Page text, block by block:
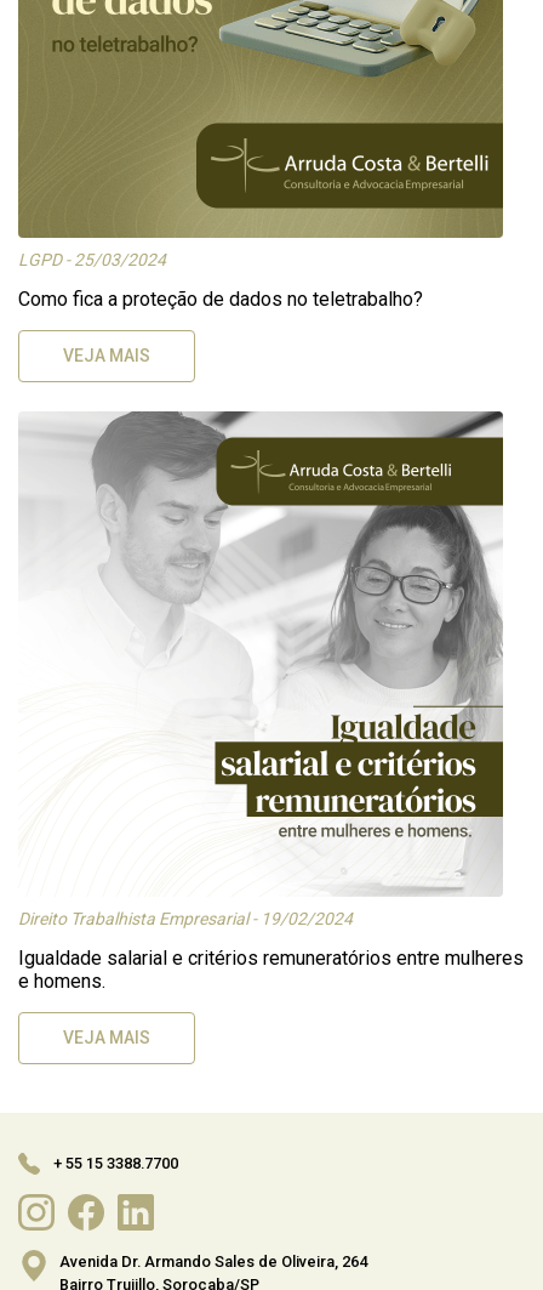
LGPD - 25/03/2024
Como fica a proteção de dados no teletrabalho?
VEJA MAIS
Direito Trabalhista Empresarial - 19/02/2024
Igualdade salarial e critérios remuneratórios entre mulheres
e homens.
VEJA MAIS
+ 55 15 3388.7700
Avenida Dr. Armando Sales de Oliveira, 264
Bairro Trujillo, Sorocaba/SP